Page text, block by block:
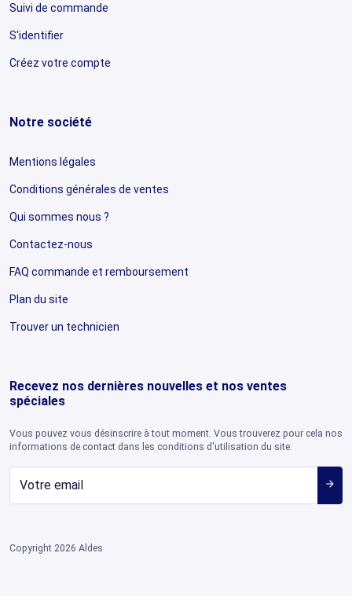
Suivi de commande
S'identifier
Créez votre compte
Notre société
Mentions légales
Conditions générales de ventes
Qui sommes nous ?
Contactez-nous
FAQ commande et remboursement
Plan du site
Trouver un technicien
Recevez nos dernières nouvelles et nos ventes
spéciales
Vous pouvez vous désinscrire à tout moment. Vous trouverez pour cela nos
informations de contact dans les conditions d'utilisation du site.
arrow_forward
Copyright 2026 Aldes